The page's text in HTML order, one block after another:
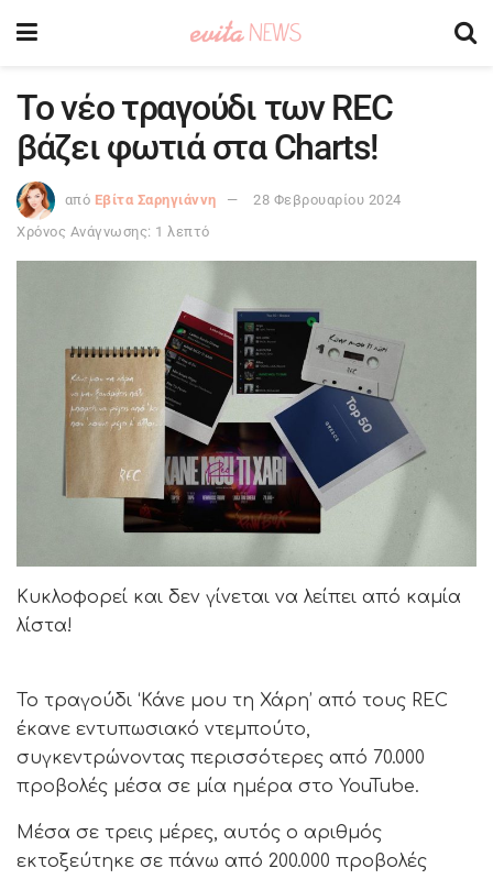
Το νέο τραγούδι των REC
βάζει φωτιά στα Charts!
από Εβίτα Σαρηγιάννη
28 Φεβρουαρίου 2024
Χρόνος Ανάγνωσης: 1 λεπτό
Κυκλοφορεί και δεν γίνεται να λείπει από καμία
λίστα!
Το τραγούδι ‘Κάνε μου τη Χάρη’ από τους REC
έκανε εντυπωσιακό ντεμπούτο,
συγκεντρώνοντας περισσότερες από 70.000
προβολές μέσα σε μία ημέρα στο YouTube.
Μέσα σε τρεις μέρες, αυτός ο αριθμός
εκτοξεύτηκε σε πάνω από 200.000 προβολές